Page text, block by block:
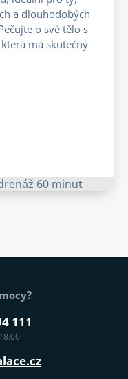
a dlouhodobých
o své tělo s
má skutečný
111